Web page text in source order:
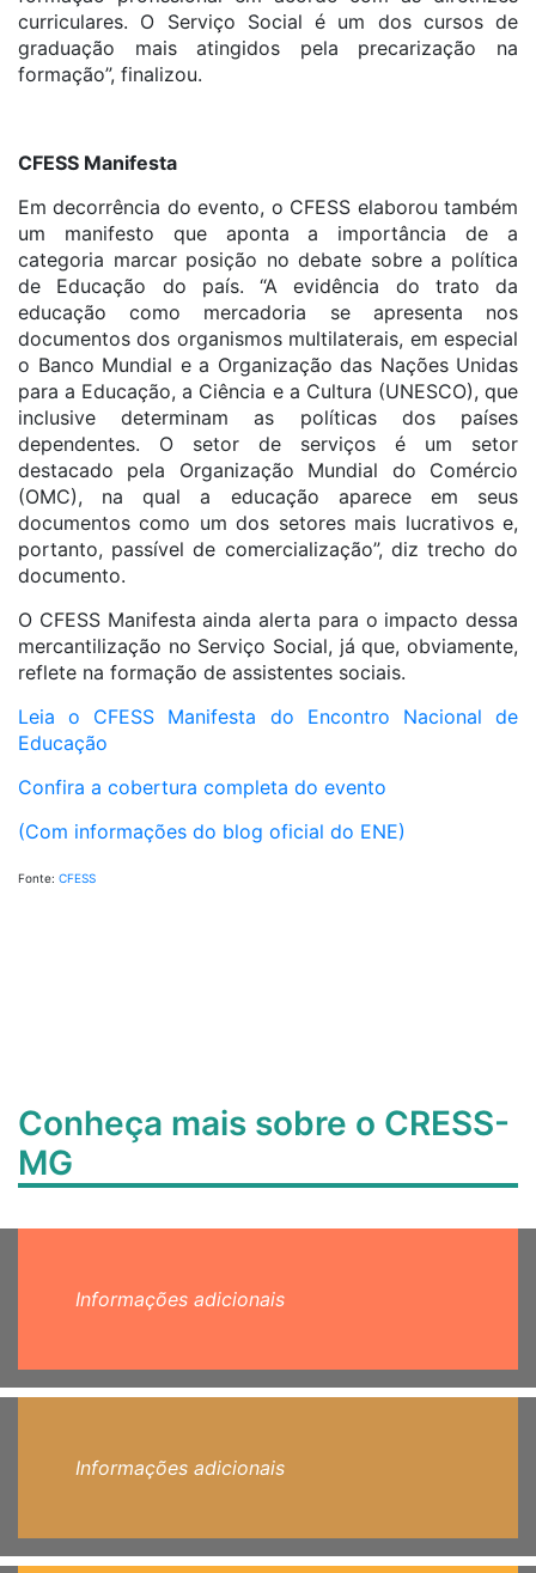
curriculares. O Serviço Social é um dos cursos de
graduação mais atingidos pela precarização na
formação”, finalizou.
CFESS Manifesta
Em decorrência do evento, o CFESS elaborou também
um manifesto que aponta a importância de a
categoria marcar posição no debate sobre a política
de Educação do país. “A evidência do trato da
educação como mercadoria se apresenta nos
documentos dos organismos multilaterais, em especial
o Banco Mundial e a Organização das Nações Unidas
para a Educação, a Ciência e a Cultura (UNESCO), que
inclusive determinam as políticas dos países
dependentes. O setor de serviços é um setor
destacado pela Organização Mundial do Comércio
(OMC), na qual a educação aparece em seus
documentos como um dos setores mais lucrativos e,
portanto, passível de comercialização”, diz trecho do
documento.
O CFESS Manifesta ainda alerta para o impacto dessa
mercantilização no Serviço Social, já que, obviamente,
reflete na formação de assistentes sociais.
Leia o CFESS Manifesta do Encontro Nacional de
Educação
Confira a cobertura completa do evento
(Com informações do blog oficial do ENE)
Fonte: CFESS
Conheça mais sobre o CRESS-
MG
Informações adicionais
Informações adicionais